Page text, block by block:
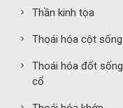
Thần kinh tọa
Thoái hóa cột sống
Thoái hóa đốt sống
cổ